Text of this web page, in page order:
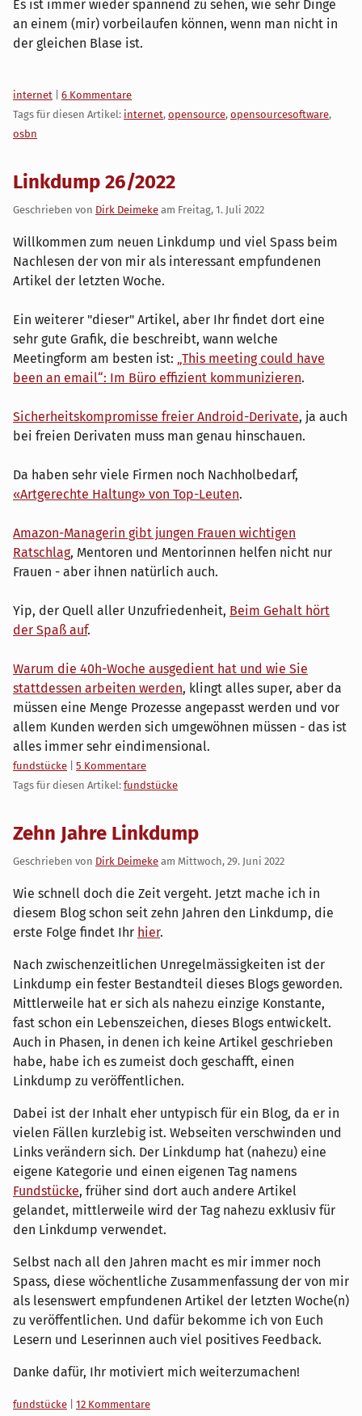
Es ist immer wieder spannend zu sehen, wie sehr Dinge
an einem (mir) vorbeilaufen können, wenn man nicht in
der gleichen Blase ist.
Kategorien:
internet
6 Kommentare
Tags für diesen Artikel: internet, opensource, opensourcesoftware,
osbn
Linkdump 26/2022
Geschrieben von Dirk Deimeke am Freitag, 1. Juli 2022
Willkommen zum neuen Linkdump und viel Spass beim
Nachlesen der von mir als interessant empfundenen
Artikel der letzten Woche.
Ein weiterer "dieser" Artikel, aber Ihr findet dort eine
sehr gute Grafik, die beschreibt, wann welche
Meetingform am besten ist: „This meeting could have
been an email“: Im Büro effizient kommunizieren.
Sicherheitskompromisse freier Android-Derivate, ja auch
bei freien Derivaten muss man genau hinschauen.
Da haben sehr viele Firmen noch Nachholbedarf,
«Artgerechte Haltung» von Top-Leuten.
Amazon-Managerin gibt jungen Frauen wichtigen
Ratschlag, Mentoren und Mentorinnen helfen nicht nur
Frauen - aber ihnen natürlich auch.
Yip, der Quell aller Unzufriedenheit, Beim Gehalt hört
der Spaß auf.
Warum die 40h-Woche ausgedient hat und wie Sie
stattdessen arbeiten werden, klingt alles super, aber da
müssen eine Menge Prozesse angepasst werden und vor
allem Kunden werden sich umgewöhnen müssen - das ist
alles immer sehr eindimensional.
Kategorien:
fundstücke
5 Kommentare
Tags für diesen Artikel: fundstücke
Zehn Jahre Linkdump
Geschrieben von Dirk Deimeke am Mittwoch, 29. Juni 2022
Wie schnell doch die Zeit vergeht. Jetzt mache ich in
diesem Blog schon seit zehn Jahren den Linkdump, die
erste Folge findet Ihr hier.
Nach zwischenzeitlichen Unregelmässigkeiten ist der
Linkdump ein fester Bestandteil dieses Blogs geworden.
Mittlerweile hat er sich als nahezu einzige Konstante,
fast schon ein Lebenszeichen, dieses Blogs entwickelt.
Auch in Phasen, in denen ich keine Artikel geschrieben
habe, habe ich es zumeist doch geschafft, einen
Linkdump zu veröffentlichen.
Dabei ist der Inhalt eher untypisch für ein Blog, da er in
vielen Fällen kurzlebig ist. Webseiten verschwinden und
Links verändern sich. Der Linkdump hat (nahezu) eine
eigene Kategorie und einen eigenen Tag namens
Fundstücke, früher sind dort auch andere Artikel
gelandet, mittlerweile wird der Tag nahezu exklusiv für
den Linkdump verwendet.
Selbst nach all den Jahren macht es mir immer noch
Spass, diese wöchentliche Zusammenfassung der von mir
als lesenswert empfundenen Artikel der letzten Woche(n)
zu veröffentlichen. Und dafür bekomme ich von Euch
Lesern und Leserinnen auch viel positives Feedback.
Danke dafür, Ihr motiviert mich weiterzumachen!
Kategorien:
fundstücke
12 Kommentare